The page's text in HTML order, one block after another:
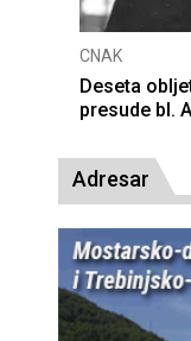
CNAK
Deseta
presude bl.
Adresar